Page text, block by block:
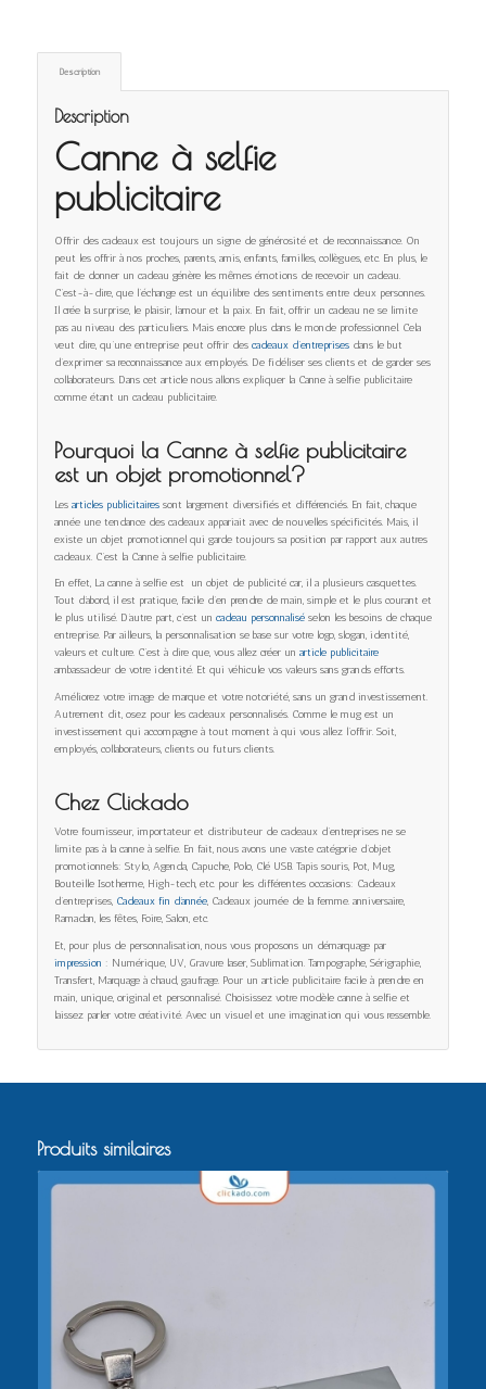
Description
Description
Canne à selfie
publicitaire
Offrir des cadeaux est toujours un signe de générosité et de reconnaissance. On
peut les offrir à nos proches, parents, amis, enfants, familles, collègues, etc. En plus, le
fait de donner un cadeau génère les mêmes émotions de recevoir un cadeau.
C’est-à-dire, que l’échange est un équilibre des sentiments entre deux personnes.
Il crée la surprise, le plaisir, l’amour et la paix. En fait, offrir un cadeau ne se limite
pas au niveau des particuliers. Mais encore plus dans le monde professionnel. Cela
veut dire, qu’une entreprise peut offrir des cadeaux d’entreprisesdans le but
d’exprimer sa reconnaissance aux employés. De fidéliser ses clients et de garder ses
collaborateurs. Dans cet article nous allons expliquer la Canne à selfie publicitaire
comme étant un cadeau publicitaire.
Pourquoi la Canne à selfie publicitaire
est un objet promotionnel?
Lesarticles publicitairessont largement diversifiés et différenciés. En fait, chaque
année une tendance des cadeaux appariait avec de nouvelles spécificités. Mais, il
existe un objet promotionnel qui garde toujours sa position par rapport aux autres
cadeaux. C’est la Canne à selfie publicitaire.
En effet, La canne à selfie est un objet de publicité car, il a plusieurs casquettes.
Tout d’abord, il est pratique, facile d’en prendre de main, simple et le plus courant et
le plus utilisé. D’autre part, c’est un cadeau personnaliséselon les besoins de chaque
entreprise. Par ailleurs, la personnalisation se base sur votre logo, slogan, identité,
valeurs et culture. C’est à dire que, vous allez créer un article publicitaire
ambassadeur de votre identité. Et qui véhicule vos valeurs sans grands efforts.
Améliorez votre image de marque et votre notoriété, sans un grand investissement.
Autrement dit, osez pour les cadeaux personnalisés. Comme le mug est un
investissement qui accompagne à tout moment à qui vous allez l’offrir. Soit,
employés, collaborateurs, clients ou futurs clients.
Chez Clickado
Votre fournisseur, importateur et distributeur de cadeaux d’entreprises ne se
limite pas à la canne à selfie. En fait, nous avons une vaste catégorie d’objet
promotionnels: Stylo, Agenda, Capuche, Polo, Clé USB. Tapis souris, Pot, Mug,
Bouteille Isotherme, High-tech, etc. pour les différentes occasions: Cadeaux
d’entreprises, Cadeaux fin d’année, Cadeaux journée de la femme. anniversaire,
Ramadan, les fêtes, Foire, Salon, etc.
Et, pour plus de personnalisation, nous vous proposons un démarquage par
impression : Numérique, UV, Gravure laser, Sublimation. Tampographe, Sérigraphie,
Transfert, Marquage à chaud, gaufrage. Pour un article publicitaire facile à prendre en
main, unique, original et personnalisé. Choisissez votre modèle canne à selfie et
laissez parler votre créativité. Avec un visuel et une imagination qui vous ressemble.
Produits similaires